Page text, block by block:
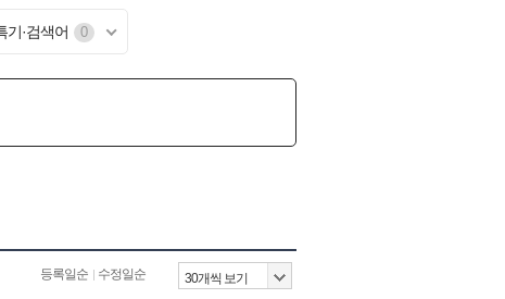
기·검색어 0
등록일순 수정일순